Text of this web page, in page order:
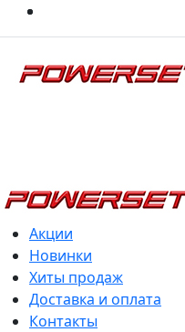
Акции
Новинки
Хиты продаж
Доставка и оплата
Контакты